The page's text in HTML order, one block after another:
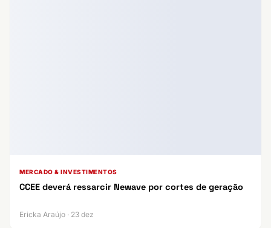
MERCADO & INVESTIMENTOS
CCEE deverá ressarcir Newave por cortes de geração
Ericka Araújo · 23 dez